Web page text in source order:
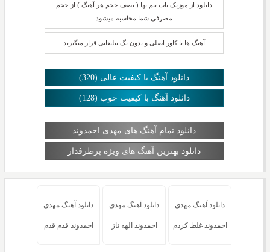
دانلود از موزیک ناب نیم بها ( نصف حجم هر آهنگ ) از حجم
مصرفی شما محاسبه میشود
آهنگ ها با کاور اصلی و بدون تگ تبلیغاتی قرار میگیرند
دانلود آهنگ با کیفیت عالی (320)
دانلود آهنگ با کیفیت خوب (128)
دانلود تمام آهنگ های مهدی احمدوند
دانلود بهترین آهنگ های ویژه پرطرفدار
دانلود آهنگ مهدی
احمدوند غلط کردم
دانلود آهنگ مهدی
احمدوند الهه ناز
دانلود آهنگ مهدی
احمدوند قدم قدم